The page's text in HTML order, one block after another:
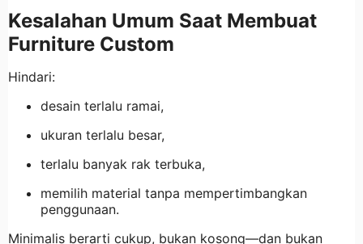
Kesalahan Umum Saat Membuat
Furniture Custom
Hindari:
desain terlalu ramai,
ukuran terlalu besar,
terlalu banyak rak terbuka,
memilih material tanpa mempertimbangkan
penggunaan.
Minimalis berarti cukup, bukan kosong—dan bukan